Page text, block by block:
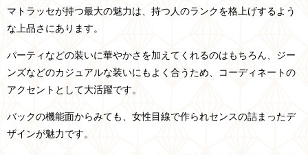
マトラッセが持つ最大の魅力は、持つ人のランクを格上げするよう
な上品さにあります。
パーティなどの装いに華やかさを加えてくれるのはもちろん、ジー
ンズなどのカジュアルな装いにもよく合うため、
コーディネートの
アクセントとして大活躍です。
バックの機能面からみても、女性目線で作られセンスの詰まったデ
ザインが魅力です。